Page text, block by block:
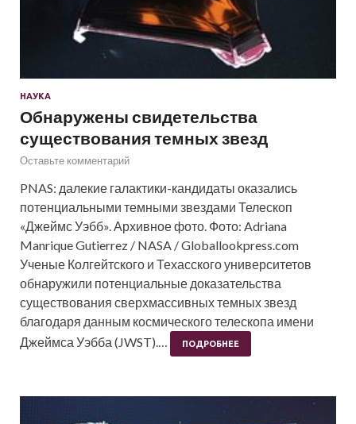
НАУКА
Обнаружены свидетельства
существования темных звезд
Оставьте комментарий
PNAS: далекие галактики-кандидаты оказались
потенциальными темными звездами Телескоп
«Джеймс Уэбб». Архивное фото. Фото: Adriana
Manrique Gutierrez / NASA / Globallookpress.com
Ученые Колгейтского и Техасского университетов
обнаружили потенциальные доказательства
существования сверхмассивных темных звезд
благодаря данным космического телескопа имени
Джеймса Уэбба (JWST).…
ПОДРОБНЕЕ